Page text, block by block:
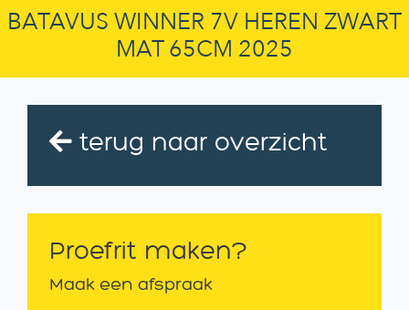
BATAVUS WINNER 7V HEREN ZWART
MAT 65CM 2025
terug naar overzicht
Proefrit maken?
Maak een afspraak